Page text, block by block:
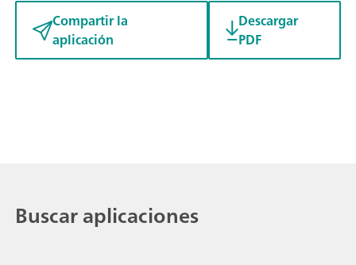
Compartir la
aplicación
Descargar
PDF
Buscar aplicaciones